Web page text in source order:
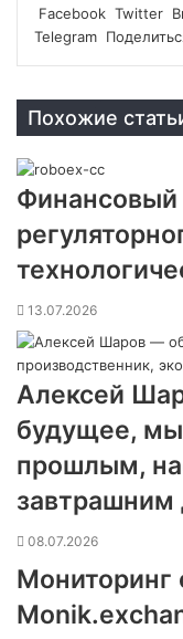
Facebook Twitter
Telegram
Похожие
Финансовый
13.07.2026
Алексей
будущее,
прошлым,
завтрашним
08.07.2026
Мониторинг